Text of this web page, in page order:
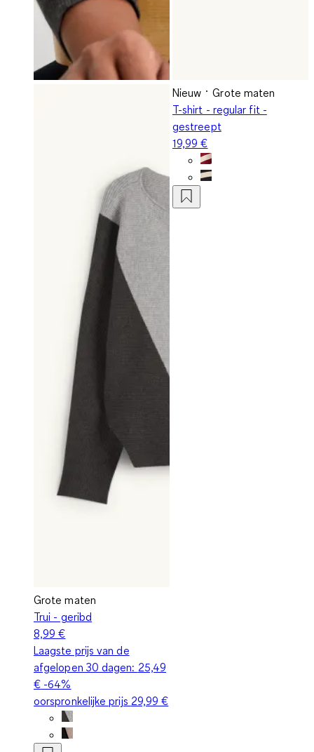
Grote maten
Trui - geribd
8,99 €
Laagste prijs van de
afgelopen 30 dagen: 25,49
€ -64%
oorspronkelijke prijs 29,99 €
Nieuw
Grote maten
T-shirt - regular fit -
gestreept
19,99 €